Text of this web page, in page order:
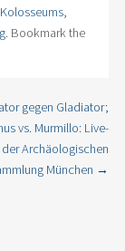
,
. Bookmark the
gegen Gladiator;
vs. Murmillo: Live-
Archäologischen
München →